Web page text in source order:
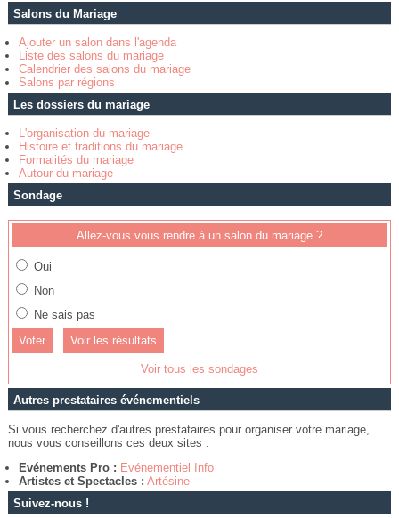
Salons du Mariage
Ajouter un salon dans l'agenda
Liste des salons du mariage
Calendrier des salons du mariage
Salons par régions
Les dossiers du mariage
L'organisation du mariage
Histoire et traditions du mariage
Formalités du mariage
Autour du mariage
Sondage
Allez-vous vous rendre à un salon du mariage ?
Oui
Non
Ne sais pas
Voir les résultats
Voir tous les sondages
Autres prestataires événementiels
Si vous recherchez d'autres prestataires pour organiser votre mariage,
nous vous conseillons ces deux sites :
Evénements Pro : Evénementiel Info
Artistes et Spectacles : Artésine
Suivez-nous !